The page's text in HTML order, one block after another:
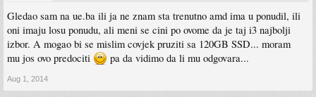
Gledao sam na ue.ba ili ja ne znam sta trenutno amd ima u ponudil, ili
oni imaju losu ponudu, ali meni se cini po ovome da je taj i3 najbolji
izbor. A mogao bi se mislim covjek pruziti sa 120GB SSD... moram
mu jos ovo predociti
pa da vidimo da li mu odgovara...
Aug 1, 2014